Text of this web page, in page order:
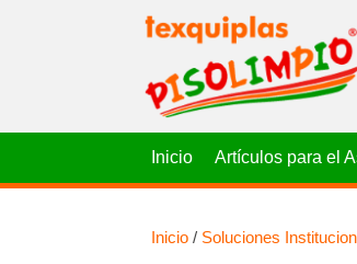
Inicio Artículos para el
Inicio/ Soluciones